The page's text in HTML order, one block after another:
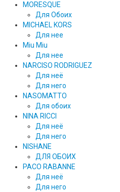
MORESQUE
Для Обоих
MICHAEL KORS
Для нее
Miu Miu
Для нее
NARCISO RODRIGUEZ
Для неё
Для него
NASOMATTO
Для обоих
NINA RICCI
Для неё
Для него
NISHANE
ДЛЯ ОБОИХ
PACO RABANNE
Для неё
Для него